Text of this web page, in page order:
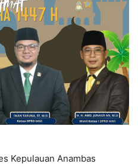
Kepulauan Anambas